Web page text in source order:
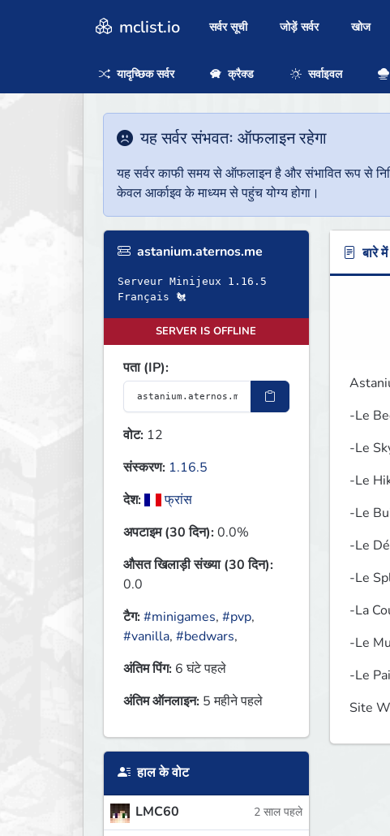
mclist.io सर्वर सूची जोड़ें सर्वर खोज
यादृच्छिक सर्वर क्रैक्ड सर्वाइवल
यह सर्वर संभवतः ऑफलाइन रहेगा
यह सर्वर काफी समय से ऑफलाइन है और संभावित रूप से
केवल आर्काइव के माध्यम से पहुंच योग्य होगा।
astanium.aternos.me
Serveur Minijeux 1.16.5
Français 🐔
SERVER IS OFFLINE
पता (IP):
वोट: 12
संस्करण: 1.16.5
देश:
फ्रांस
अपटाइम (30 दिन):0.0%
औसत खिलाड़ी संख्या (30 दिन):
0.0
टैग:#minigames, #pvp,
#vanilla, #bedwars,
अंतिम पिंग: 6 घंटे पहले
अंतिम ऑनलाइन: 5 महीने पहले
हाल के वोट
LMC60 2 साल पहले
बारे में
-Le
-Le
-Le
-Le
-Le
-Le
-La
-Le
-Le
Site